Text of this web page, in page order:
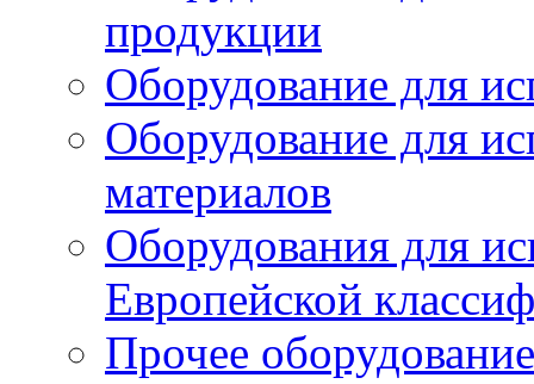
продукции
Оборудование для
Оборудование для
материалов
Оборудования для
Европейской
Прочее оборудование